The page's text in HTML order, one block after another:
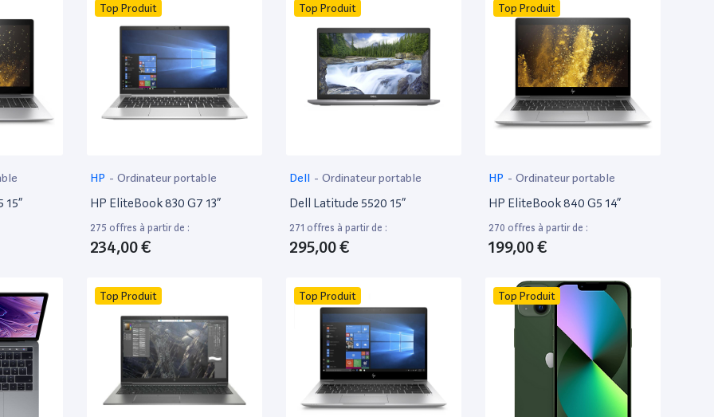
15”
Top Produit
HP - Ordinateur portable
HP EliteBook 830 G7 13”
275 offres à partir de :
234,00 €
Top Produit
Dell - Ordinateur portable
Dell Latitude 5520 15”
271 offres à partir de :
295,00 €
Top Produit
HP - Ordinateur portable
HP EliteBook 840 G5 14”
270 offres à partir de :
199,00 €
Top Produit Top Produit Top Produit